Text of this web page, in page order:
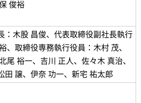
俊裕
：木股 昌俊、代表取締役副社長執行
、取締役専務執行役員：木村 茂、
尾 裕一、吉川 正人、佐々木 真治、
田 譲、伊奈 功一、新宅 祐太郎